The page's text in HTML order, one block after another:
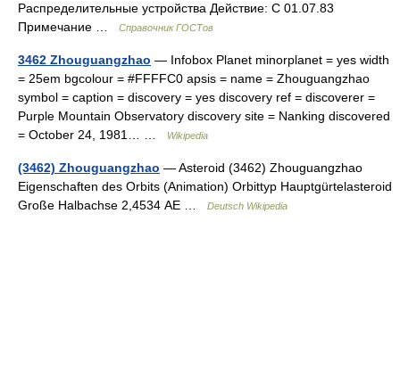
Распределительные устройства Действие: С 01.07.83
Примечание …
Справочник ГОСТов
3462 Zhouguangzhao — Infobox Planet minorplanet = yes width
= 25em bgcolour = #FFFFC0 apsis = name = Zhouguangzhao
symbol = caption = discovery = yes discovery ref = discoverer =
Purple Mountain Observatory discovery site = Nanking discovered
= October 24, 1981… …
Wikipedia
(3462) Zhouguangzhao — Asteroid (3462) Zhouguangzhao
Eigenschaften des Orbits (Animation) Orbittyp Hauptgürtelasteroid
Große Halbachse 2,4534 AE …
Deutsch Wikipedia